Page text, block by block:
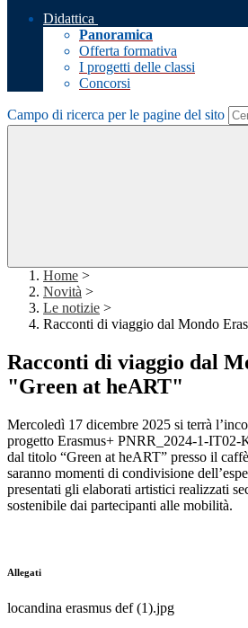
Didattica
Panoramica
Offerta formativa
I progetti delle classi
Concorsi
Campo di ricerca per le pagine del sito
Home >
Novità >
Le notizie >
Racconti di viaggio dal Mondo
Racconti di viaggio dal
"Green at heART"
Mercoledì 17 dicembre 2025 si terrà
progetto Erasmus+ PNRR_2024-1-
dal titolo “Green at heART” presso il
saranno momenti di condivisione
presentati gli elaborati artistici realizzati
sostenibile dai partecipanti alle mobilità.
Allegati
locandina erasmus def (1).jpg